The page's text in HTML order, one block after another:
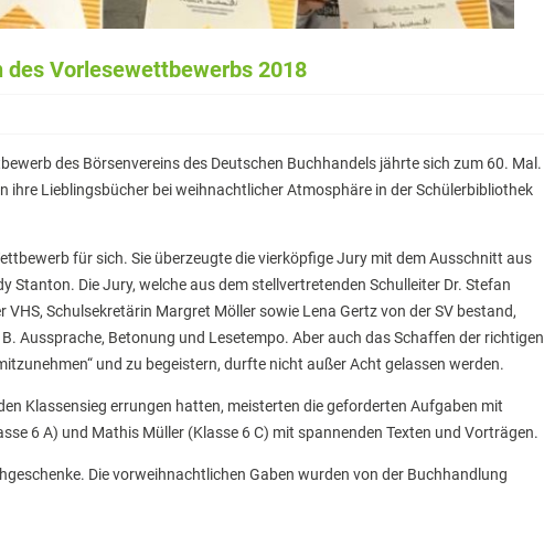
des Vorlesewettbewerbs 2018
des Börsenvereins des Deutschen Buchhandels jährte sich zum 60. Mal.
ihre Lieblingsbücher bei weihnachtlicher Atmosphäre in der Schülerbibliothek
für sich. Sie überzeugte die vierköpfige Jury mit dem Ausschnitt aus
Stanton. Die Jury, welche aus dem stellvertretenden Schulleiter Dr. Stefan
Schulsekretärin Margret Möller sowie Lena Gertz von der SV bestand,
Aussprache, Betonung und Lesetempo. Aber auch das Schaffen der richtigen
und zu begeistern, durfte nicht außer Acht gelassen werden.
Klassensieg errungen hatten, meisterten die geforderten Aufgaben mit
6 A) und Mathis Müller (Klasse 6 C) mit spannenden Texten und Vorträgen.
Die vorweihnachtlichen Gaben wurden von der Buchhandlung